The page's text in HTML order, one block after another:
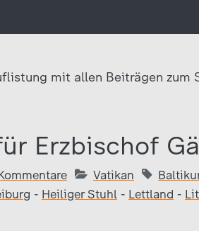
mit allen Beiträgen zum
Erzbischof
Vatikan
- Heiliger Stuhl - Lettland -